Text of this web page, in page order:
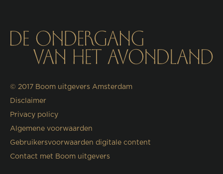
© 2017 Boom uitgevers Amsterdam
Disclaimer
Privacy policy
Algemene voorwaarden
Gebruikersvoorwaarden digitale content
Contact met Boom uitgevers